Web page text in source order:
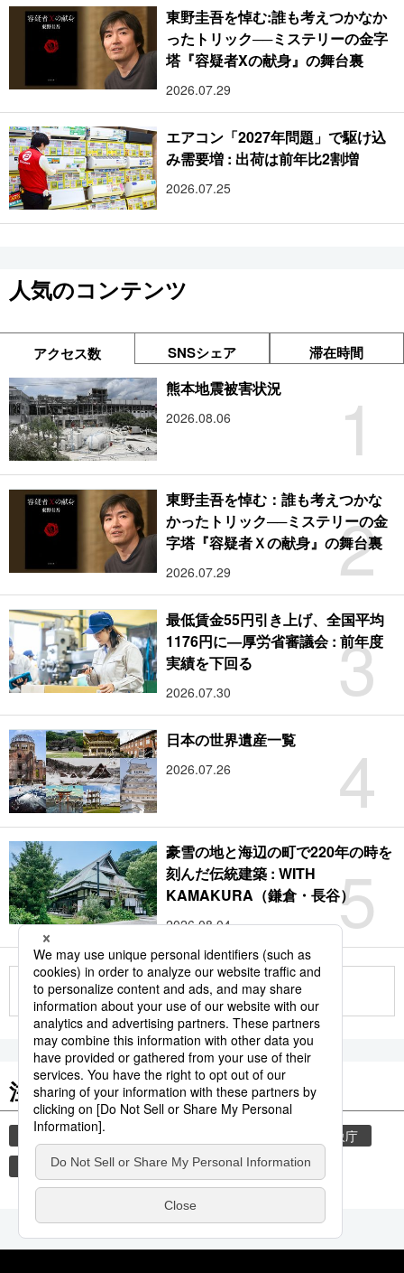
東野圭吾を悼む:誰も考えつかなか
ったトリック──ミステリーの金字
塔『容疑者Xの献身』の舞台裏
2026.07.29
エアコン「2027年問題」で駆け込
み需要増 : 出荷は前年比2割増
2026.07.25
人気のコンテンツ
アクセス数 SNSシェア 滞在時間
1
熊本地震被害状況
2026.08.06
2
東野圭吾を悼む：誰も考えつかな
かったトリック──ミステリーの金
字塔『容疑者Ｘの献身』の舞台裏
2026.07.29
3
最低賃金55円引き上げ、全国平均
1176円に―厚労省審議会 : 前年度
実績を下回る
2026.07.30
4
日本の世界遺産一覧
2026.07.26
5
豪雪の地と海辺の町で220年の時を
刻んだ伝統建築 : WITH
KAMAKURA（鎌倉・長谷）
2026.08.04
もっと見る
注目のキーワード
共同通信ニュース
気象庁
地震 熊本 熊本地震 観光